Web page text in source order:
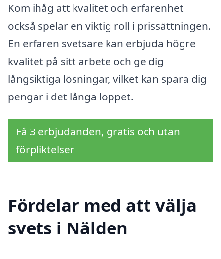
Kom ihåg att kvalitet och erfarenhet
också spelar en viktig roll i prissättningen.
En erfaren svetsare kan erbjuda högre
kvalitet på sitt arbete och ge dig
långsiktiga lösningar, vilket kan spara dig
pengar i det långa loppet.
Få 3 erbjudanden, gratis och utan
förpliktelser
Fördelar med att välja
svets i Nälden